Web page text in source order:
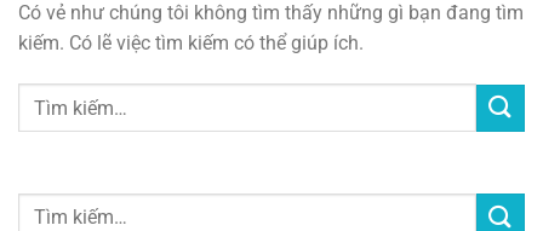
Có vẻ như chúng tôi không tìm thấy những gì bạn đang tìm
kiếm. Có lẽ việc tìm kiếm có thể giúp ích.